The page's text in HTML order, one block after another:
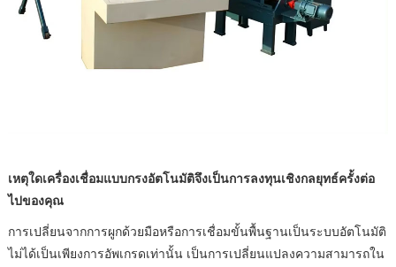
เหตุใดเครื่องเชื่อมแบบกรงอัตโนมัติจึงเป็นการลงทุนเชิงกลยุทธ์ครั้งต่อ
ไปของคุณ
การเปลี่ยนจากการผูกด้วยมือหรือการเชื่อมขั้นพื้นฐานเป็นระบบอัตโนมัติ
ไม่ได้เป็นเพียงการอัพเกรดเท่านั้น เป็นการเปลี่ยนแปลงความสามารถใน